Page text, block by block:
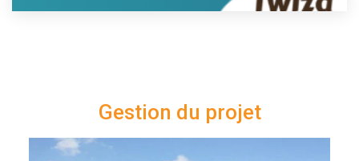
Gestion du projet